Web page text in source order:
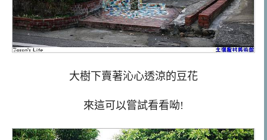
大樹下賣著沁心透涼的豆花
來這可以嘗試看看呦!